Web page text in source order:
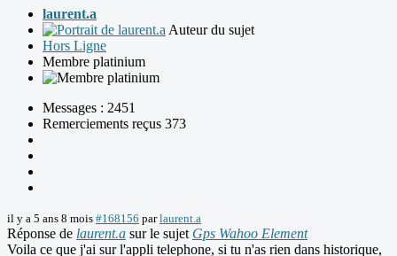
laurent.a
Auteur du sujet
Hors Ligne
Membre platinium
Messages : 2451
Remerciements reçus 373
il y a 5 ans 8 mois #168156 parlaurent.a
Réponse de laurent.a sur le sujet Gps Wahoo Element
Voila ce que j'ai sur l'appli telephone, si tu n'as rien dans historique,